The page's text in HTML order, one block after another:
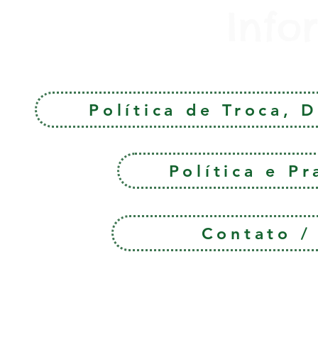
Política de Troca,
Política e
Contato /